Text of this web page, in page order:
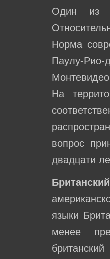
Один из
Норма
Паулу-
На
вопрос
двадцати
Британский
языки
менее